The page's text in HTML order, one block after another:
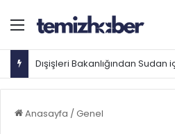
Menü
Anasayfa / Genel